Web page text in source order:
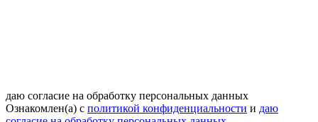
даю согласие на обработку персональных данных
Ознакомлен(а) с политикой конфиденциальности и даю